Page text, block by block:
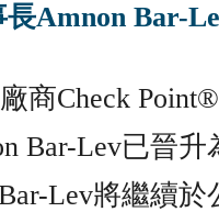
Amnon Bar-
商Check
Bar-Lev已晉
Lev將繼續